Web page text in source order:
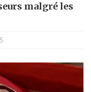
malgré les